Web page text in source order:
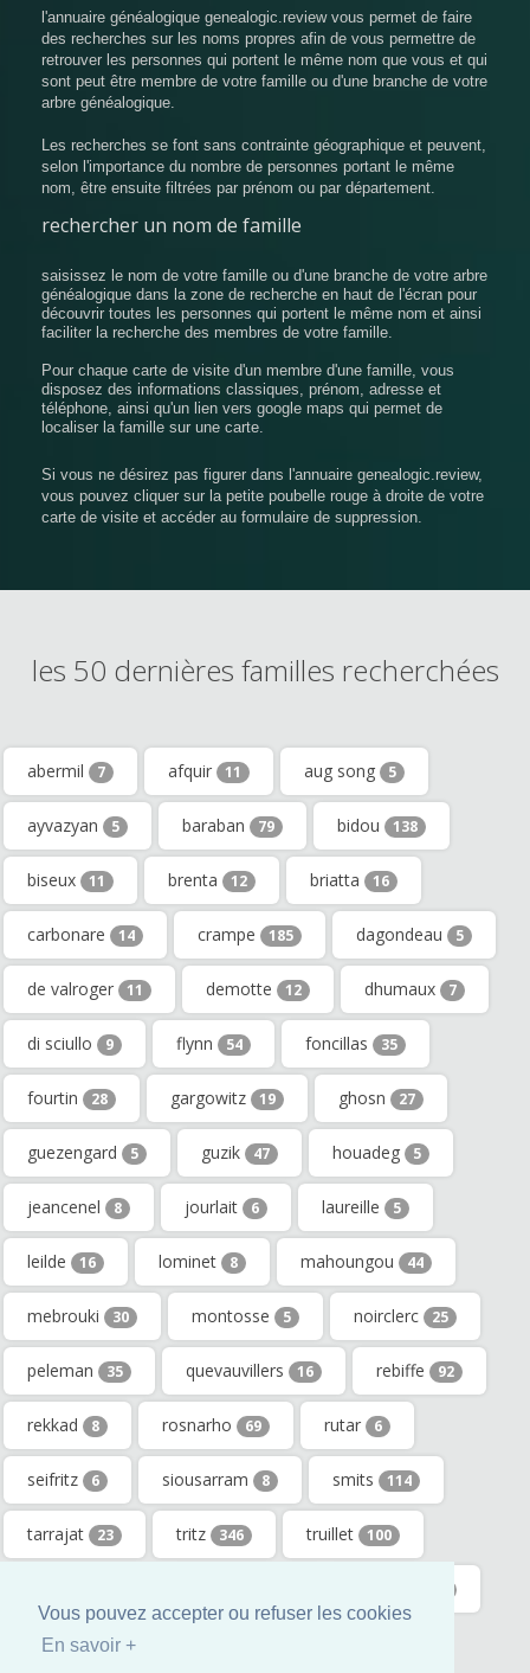
Vous pouvez accepter ou refuser les cookies
En savoir +
l'annuaire généalogique genealogic.review vous permet de faire
des recherches sur les noms propres afin de vous permettre de
retrouver les personnes qui portent le même nom que vous et qui
sont peut être membre de votre famille ou d'une branche de votre
arbre généalogique.
Les recherches se font sans contrainte géographique et peuvent,
selon l'importance du nombre de personnes portant le même
nom, être ensuite filtrées par prénom ou par département.
rechercher un nom de famille
saisissez le nom de votre famille ou d'une branche de votre arbre
généalogique dans la zone de recherche en haut de l'écran pour
découvrir toutes les personnes qui portent le même nom et ainsi
faciliter la recherche des membres de votre famille.
Pour chaque carte de visite d'un membre d'une famille, vous
disposez des informations classiques, prénom, adresse et
téléphone, ainsi qu'un lien vers google maps qui permet de
localiser la famille sur une carte.
Si vous ne désirez pas figurer dans l'annuaire genealogic.review,
vous pouvez cliquer sur la petite poubelle rouge à droite de votre
carte de visite et accéder au formulaire de suppression.
les 50 dernières familles recherchées
abermil 7 afquir 11 aug song 5
ayvazyan 5 baraban 79 bidou 138
biseux 11 brenta 12 briatta 16
carbonare 14 crampe 185 dagondeau 5
de valroger 11 demotte 12 dhumaux 7
di sciullo 9 flynn 54 foncillas 35
fourtin 28 gargowitz 19 ghosn 27
guezengard 5 guzik 47 houadeg 5
jeancenel 8 jourlait 6 laureille 5
leilde 16 lominet 8 mahoungou 44
mebrouki 30 montosse 5 noirclerc 25
peleman 35 quevauvillers 16 rebiffe 92
rekkad 8 rosnarho 69 rutar 6
seifritz 6 siousarram 8 smits 114
tarrajat 23 tritz 346 truillet 100
yahoubi 5